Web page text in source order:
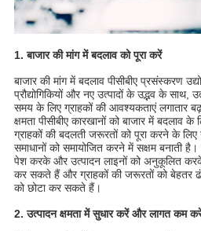
1. बाजार की मांग में बदलाव को पूरा करें
बाजार की मांग में बदलाव पीसीबीए प्रसंस्करण
प्रौद्योगिकियों और नए उत्पादों के उद्भव के साथ,
समय के लिए ग्राहकों की आवश्यकताएं लगातार
क्षमता पीसीबीए कारखानों को बाजार में
ग्राहकों की बदलती जरूरतों को पूरा करने के
समाधानों को समायोजित करने में सक्षम बनाती
पेश करके और उत्पादन लाइनों को अनुकूलित
कर सकते हैं और ग्राहकों की जरूरतों को बेहतर
को छोटा कर सकते हैं।
2. उत्पादन क्षमता में सुधार करें और लागत कम